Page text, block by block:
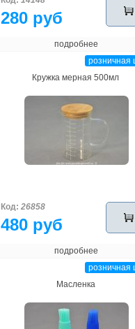
280 руб
подробнее
розничная
Кружка мерная 500мл
Код: 26858
480 руб
подробнее
розничная
Масленка